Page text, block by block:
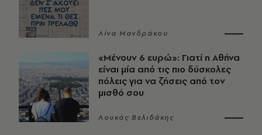
Λίνα Μανδράκου
«Μένουν 6 ευρώ»: Γιατί η Αθήνα
είναι μία από τις πιο δύσκολες
πόλεις για να ζήσεις από τον
μισθό σου
Λουκάς Βελιδάκης